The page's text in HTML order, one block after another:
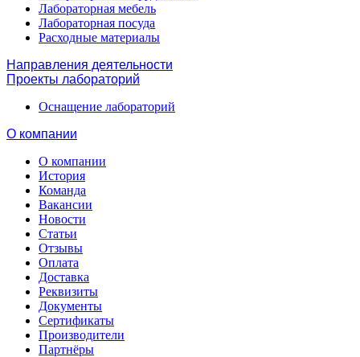
Лабораторная мебель
Лабораторная посуда
Расходные материалы
Направления деятельности
Проекты лабораторий
Оснащение лабораторий
О компании
О компании
История
Команда
Вакансии
Новости
Статьи
Отзывы
Оплата
Доставка
Реквизиты
Документы
Сертификаты
Производители
Партнёры